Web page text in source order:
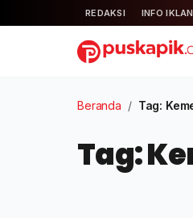
REDAKSI INFO IKLAN
Beranda / Tag:
Tag: